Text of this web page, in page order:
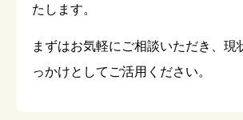
たします。
まずはお気軽にご相談いただき、現
っかけとしてご活用ください。